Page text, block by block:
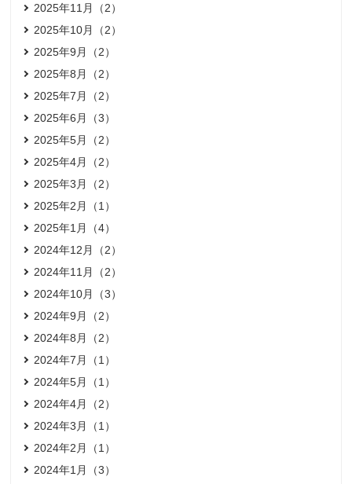
2025年11月（2）
2025年10月（2）
2025年9月（2）
2025年8月（2）
2025年7月（2）
2025年6月（3）
2025年5月（2）
2025年4月（2）
2025年3月（2）
2025年2月（1）
2025年1月（4）
2024年12月（2）
2024年11月（2）
2024年10月（3）
2024年9月（2）
2024年8月（2）
2024年7月（1）
2024年5月（1）
2024年4月（2）
2024年3月（1）
2024年2月（1）
2024年1月（3）